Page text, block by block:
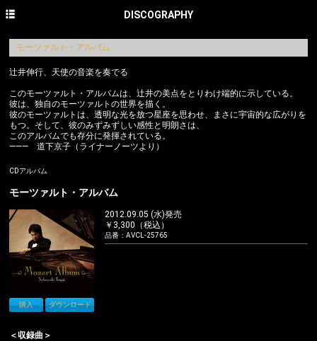
DISCOGRAPHY
モーツァルト・アルバム
辻井伸行、天使の音楽を奏でる
このモーツァルト・アルバムは、辻井の美点をとりわけ端的に示している。
彼は、独自のモーツァルトの世界を描く。
彼のモーツァルトは、透明な光を放つ星座を思わせ、まさに宇宙的な広がりを
もつ。そして、彼のみずみずしい感性と明朗さは、
このアルバムでも存分に発揮されている。
――― 道下京子（ライナーノーツより）
CDアルバム
モーツァルト・アルバム
購入 ダウンロード
2012.09.05 (水)発売
￥3,300（税込）
品番：AVCL-25765
＜収録曲＞
NEWS
CONCERT
DISCOGRAPHY
PROFILE
PHOTO GALLERY
CONTACT
avex classics official site
avex classics facebook
avex classics YouTube